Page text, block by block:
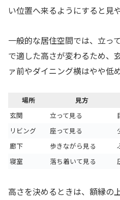
い位置へ来るようにすると見
一般的な居住空間では、立っ
で適した高さが変わるため、
ァ前やダイニング横はやや低
場所 見方
玄関
立って見る
リビング
座って見る
廊下
歩きながら見る
寝室
落ち着いて見る
高さを決めるときは、額縁の